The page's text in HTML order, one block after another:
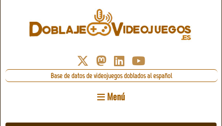
Base de datos de videojuegos doblados al español
Menú